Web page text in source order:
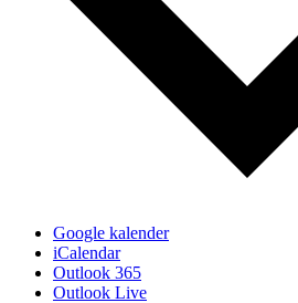
Google kalender
iCalendar
Outlook 365
Outlook Live